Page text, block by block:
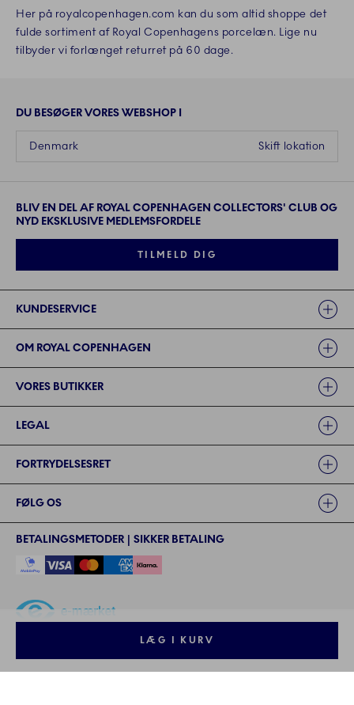
LÆG I KURV
Her på royalcopenhagen.com kan du som altid shoppe det
fulde sortiment af Royal Copenhagens porcelæn. Lige nu
tilbyder vi forlænget returret på 60 dage.
DU BESØGER VORES WEBSHOP I
Skift lokation
Denmark
BLIV EN DEL AF ROYAL COPENHAGEN COLLECTORS' CLUB OG
NYD EKSKLUSIVE MEDLEMSFORDELE
TILMELD DIG
KUNDESERVICE
OM ROYAL COPENHAGEN
VORES BUTIKKER
LEGAL
FORTRYDELSESRET
FØLG OS
BETALINGSMETODER | SIKKER BETALING
©2024 ROYAL COPENHAGEN - - Fiskars Denmark (Vita) A/S
©2024 ROYAL COPENHAGEN - Fiskars Denmark (Vita) A/S - CVR: 26
57 35 72